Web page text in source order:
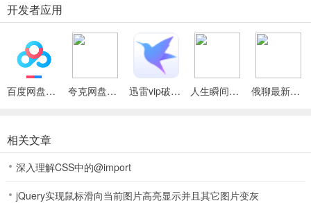
除香港地区外，还覆盖澳门和深圳地图服务，澳门版本特别提供卫星
地图和3D建筑外观展示功能。
2、整合楼宇信息，可查物业成交记录，涵盖多领域生活资讯。
开发者应用
百度网盘绿色免安装Pc电脑版 夸克网盘官方正式版 迅雷vip破解版永久会员2024版 人生瞬间最新手机版 俄聊最新手机版
相关文章
深入理解CSS中的@import
jQuery实现鼠标滑向当前图片高亮显示并且其它图片变灰